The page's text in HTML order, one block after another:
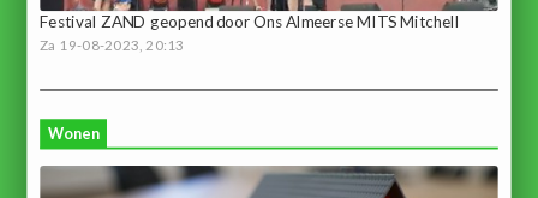
Festival ZAND geopend door Ons Almeerse MITS Mitchell
Za 19-08-2023, 20:13
Wonen